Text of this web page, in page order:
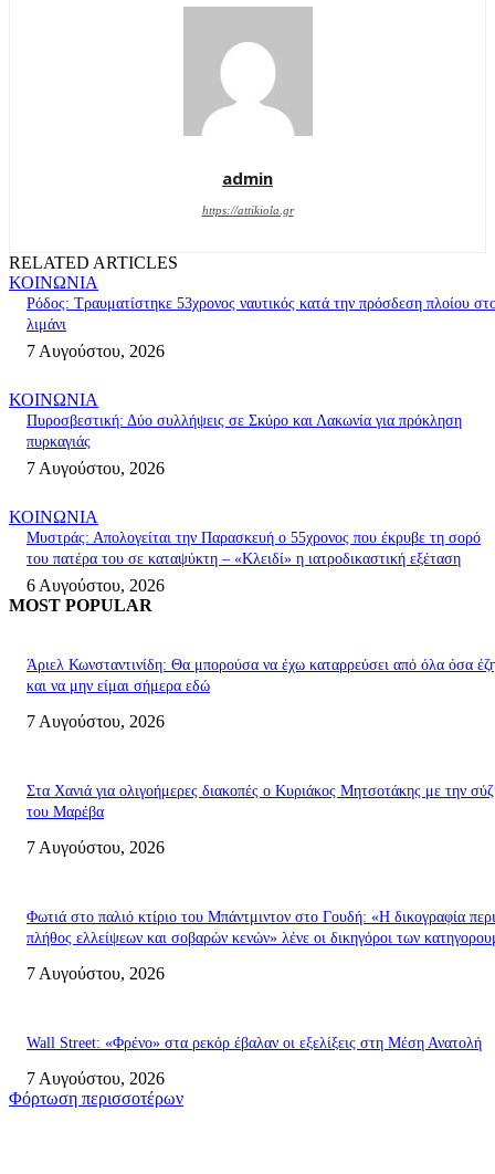
admin
https://attikiola.gr
RELATED ARTICLES
ΚΟΙΝΩΝΙΑ
Ρόδος: Τραυματίστηκε 53χρονος ναυτικός κατά την πρόσδεση πλοίου
λιμάνι
7 Αυγούστου, 2026
ΚΟΙΝΩΝΙΑ
Πυροσβεστική: Δύο συλλήψεις σε Σκύρο και Λακωνία για πρόκληση
πυρκαγιάς
7 Αυγούστου, 2026
ΚΟΙΝΩΝΙΑ
Μυστράς: Απολογείται την Παρασκευή ο 55χρονος που έκρυβε τη σορό
του πατέρα του σε καταψύκτη – «Κλειδί» η ιατροδικαστική εξέταση
6 Αυγούστου, 2026
MOST POPULAR
Άριελ Κωνσταντινίδη: Θα μπορούσα να έχω καταρρεύσει από όλα όσα
και να μην είμαι σήμερα εδώ
7 Αυγούστου, 2026
Στα Χανιά για ολιγοήμερες διακοπές ο Κυριάκος Μητσοτάκης με την
του Μαρέβα
7 Αυγούστου, 2026
Φωτιά στο παλιό κτίριο του Μπάντμιντον στο Γουδή: «Η δικογραφία
πλήθος ελλείψεων και σοβαρών κενών» λένε οι δικηγόροι των
7 Αυγούστου, 2026
Wall Street: «Φρένο» στα ρεκόρ έβαλαν οι εξελίξεις στη Μέση Ανατολή
7 Αυγούστου, 2026
Φόρτωση περισσοτέρων